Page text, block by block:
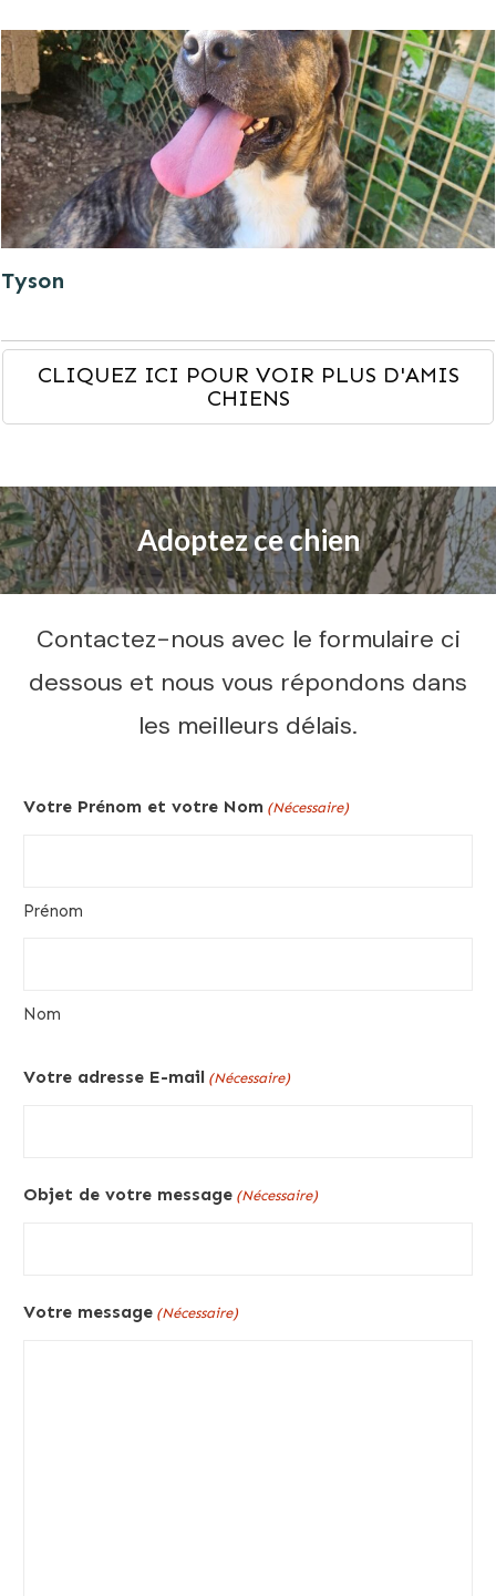
Tyson
CLIQUEZ ICI POUR VOIR PLUS D'AMIS
CHIENS
Adoptez ce chien
Contactez-nous avec le formulaire ci
dessous et nous vous répondons dans
les meilleurs délais.
Votre Prénom et votre Nom (Nécessaire)
Prénom
Nom
Votre adresse E-mail (Nécessaire)
Objet de votre message (Nécessaire)
Votre message (Nécessaire)